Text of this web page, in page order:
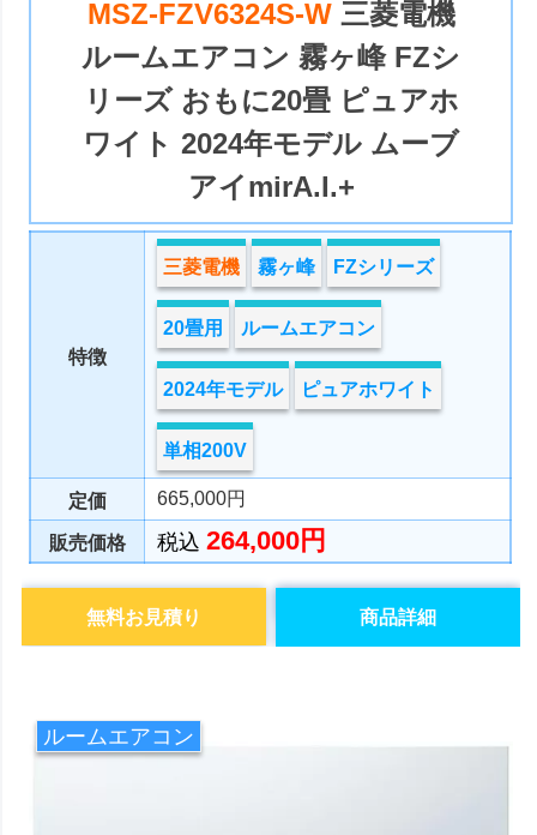
MSZ-FZV6324S-W 三菱電機
ルームエアコン 霧ヶ峰 FZシ
リーズ おもに20畳 ピュアホ
ワイト 2024年モデル ムーブ
アイmirA.I.+
特徴
三菱電機 霧ヶ峰 FZシリーズ
20畳用 ルームエアコン
2024年モデル ピュアホワイト
単相200V
定価 665,000円
販売価格 税込264,000円
商品詳細
無料お見積り
ルームエアコン